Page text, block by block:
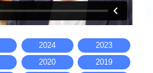
2024
2023
2020
2019